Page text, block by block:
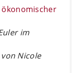
im
von Nicole